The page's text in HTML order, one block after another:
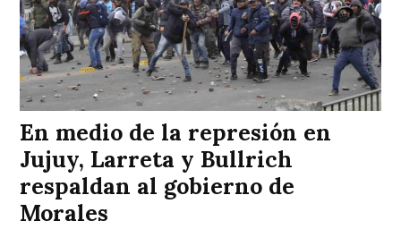
En medio de la represión en
Jujuy, Larreta y Bullrich
respaldan al gobierno de
Morales